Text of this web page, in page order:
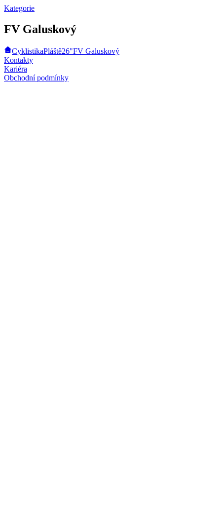
Kategorie
FV Galuskový
CyklistikaPláště26"FV Galuskový
Kontakty
Kariéra
Obchodní podmínky